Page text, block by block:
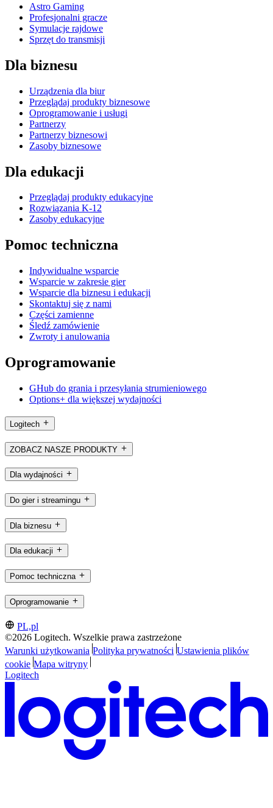
Astro Gaming
Profesjonalni gracze
Symulacje rajdowe
Sprzęt do transmisji
Dla biznesu
Urządzenia dla biur
Przeglądaj produkty biznesowe
Oprogramowanie i usługi
Partnerzy
Partnerzy biznesowi
Zasoby biznesowe
Dla edukacji
Przeglądaj produkty edukacyjne
Rozwiązania K-12
Zasoby edukacyjne
Pomoc techniczna
Indywidualne wsparcie
Wsparcie w zakresie gier
Wsparcie dla biznesu i edukacji
Skontaktuj się z nami
Części zamienne
Śledź zamówienie
Zwroty i anulowania
Oprogramowanie
GHub do grania i przesyłania strumieniowego
Options+ dla większej wydajności
Logitech
ZOBACZ NASZE PRODUKTY
Dla wydajności
Do gier i streamingu
Dla biznesu
Dla edukacji
Pomoc techniczna
Oprogramowanie
PL,pl
©2026 Logitech. Wszelkie prawa zastrzeżone
Warunki użytkowania Polityka prywatności Ustawienia plików
cookie Mapa witryny
Logitech